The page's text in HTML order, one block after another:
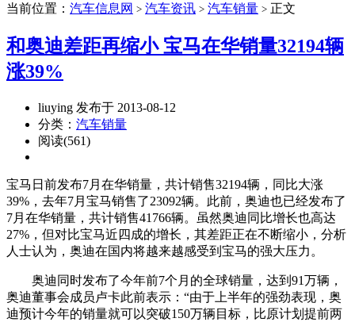
当前位置： 汽车信息网 > 汽车资讯 > 汽车销量 > 正文
和奥迪差距再缩小 宝马在华销量32194辆
涨39%
liuying 发布于 2013-08-12
分类： 汽车销量
阅读(561)
宝马日前发布7月在华销量，共计销售32194辆，同比大涨
39%，去年7月宝马销售了23092辆。此前，奥迪也已经发布了
7月在华销量，共计销售41766辆。虽然奥迪同比增长也高达
27%，但对比宝马近四成的增长，其差距正在不断缩小，分析
人士认为，奥迪在国内将越来越感受到宝马的强大压力。
奥迪同时发布了今年前7个月的全球销量，达到91万辆，
奥迪董事会成员卢卡此前表示：“由于上半年的强劲表现，奥
迪预计今年的销量就可以突破150万辆目标，比原计划提前两